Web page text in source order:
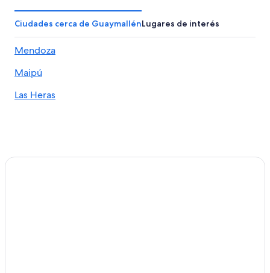
Hoteles con restaurante en Villa Nueva
Hoteles con sauna en Villa Nueva
Hoteles de Independent en Villa Nueva
Hoteles en Villa Nueva
Cabañas en Coquimbito
Ciudades cerca de GuaymallénLugares de interés
Mendoza
Maipú
Las Heras